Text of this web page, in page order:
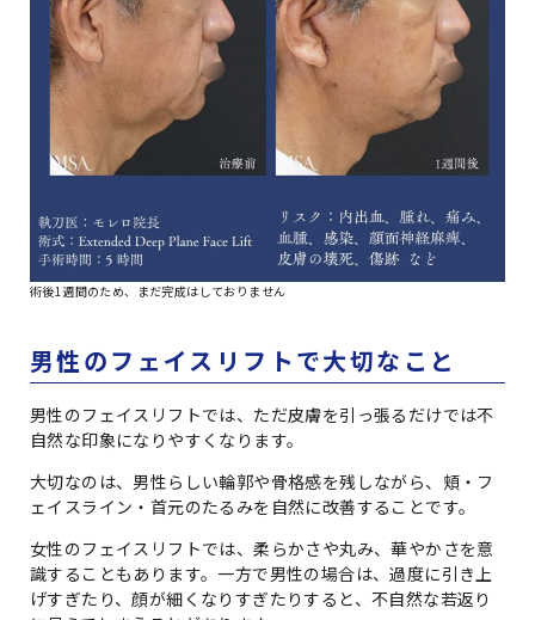
術後1週間のため、まだ完成はしておりません
男性のフェイスリフトで大切なこと
男性のフェイスリフトでは、ただ皮膚を引っ張るだけでは不
自然な印象になりやすくなります。
大切なのは、男性らしい輪郭や骨格感を残しながら、頬・フ
ェイスライン・首元のたるみを自然に改善することです。
女性のフェイスリフトでは、柔らかさや丸み、華やかさを意
識することもあります。一方で男性の場合は、過度に引き上
げすぎたり、顔が細くなりすぎたりすると、不自然な若返り